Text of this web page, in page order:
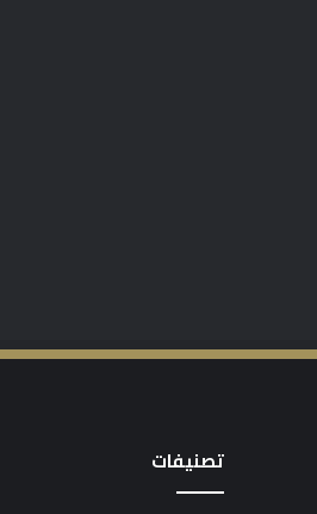
تصنيفات